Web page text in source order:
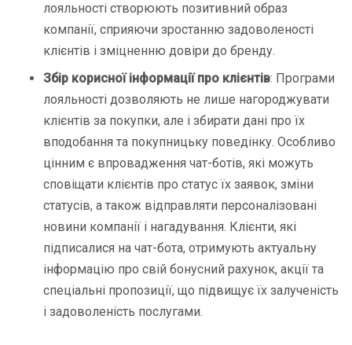
лояльності створюють позитивний образ
компанії, сприяючи зростанню задоволеності
клієнтів і зміцненню довіри до бренду.
Збір корисної інформації про клієнтів: Програми
лояльності дозволяють не лише нагороджувати
клієнтів за покупки, але і збирати дані про їх
вподобання та покупницьку поведінку. Особливо
цінним є впровадження чат-ботів, які можуть
сповіщати клієнтів про статус їх заявок, зміни
статусів, а також відправляти персоналізовані
новини компанії і нагадування. Клієнти, які
підписалися на чат-бота, отримують актуальну
інформацію про свій бонусний рахунок, акції та
спеціальні пропозиції, що підвищує їх залученість
і задоволеність послугами.